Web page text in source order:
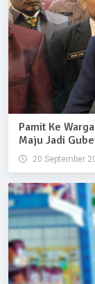
Pamit Ke
Maju Jadi
20 September